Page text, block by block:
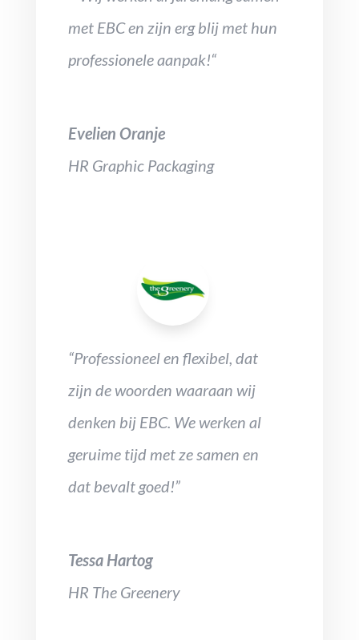
met EBC en zijn erg blij met hun
professionele aanpak!“
Evelien Oranje
HR Graphic Packaging
“Professioneel en flexibel, dat
zijn de woorden waaraan wij
denken bij EBC. We werken al
geruime tijd met ze samen en
dat bevalt goed!”
Tessa Hartog
HR The Greenery